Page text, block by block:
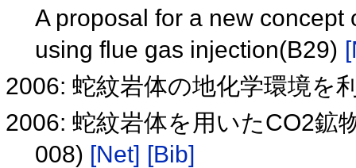
A proposal for a new
using flue gas injection(B29)
2006: 蛇紋岩体の地化学環境を
2006: 蛇紋岩体を用いたCO2鉱
008) [Net] [Bib]